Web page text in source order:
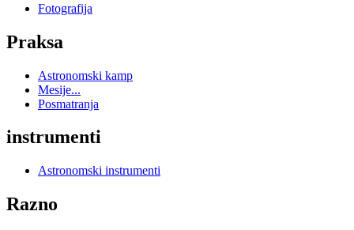
Fotografija
Praksa
Astronomski kamp
Mesije...
Posmatranja
instrumenti
Astronomski instrumenti
Razno